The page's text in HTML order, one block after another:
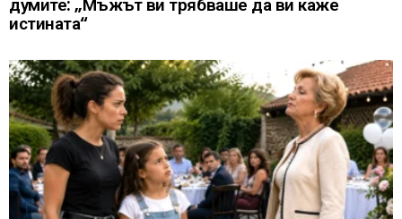
думите: „Мъжът ви трябваше да ви каже
истината“